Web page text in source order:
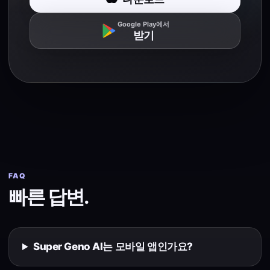
Google Play에서
받기
FAQ
빠른 답변.
Super Geno AI는 모바일 앱인가요?